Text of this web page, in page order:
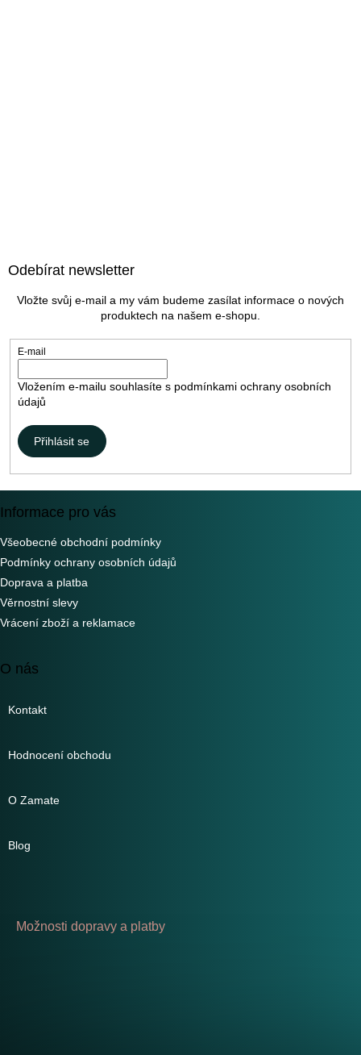
Odebírat newsletter
Vložte svůj e-mail a my vám budeme zasílat informace o nových
produktech na našem e-shopu.
E-mail
Vložením e-mailu souhlasíte s podmínkami ochrany osobních
údajů
Přihlásit se
Informace pro vás
Všeobecné obchodní podmínky
Podmínky ochrany osobních údajů
Doprava a platba
Věrnostní slevy
Vrácení zboží a reklamace
O nás
Kontakt
Hodnocení obchodu
O Zamate
Blog
Možnosti dopravy a platby